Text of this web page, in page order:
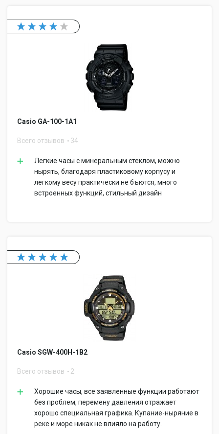
Casio GA-100-1A1
Всего отзывов 34
Легкие часы с минеральным стеклом, можно
нырять, благодаря пластиковому корпусу и
легкому весу практически не бъются, много
встроенных функций, стильный дизайн
Casio SGW-400H-1B2
Всего отзывов 2
Хорошие часы, все заявленные функции работают
без проблем, перемену давления отражает
хорошо специальная графика. Купание-ныряние в
реке и море никак не влияло на работу.